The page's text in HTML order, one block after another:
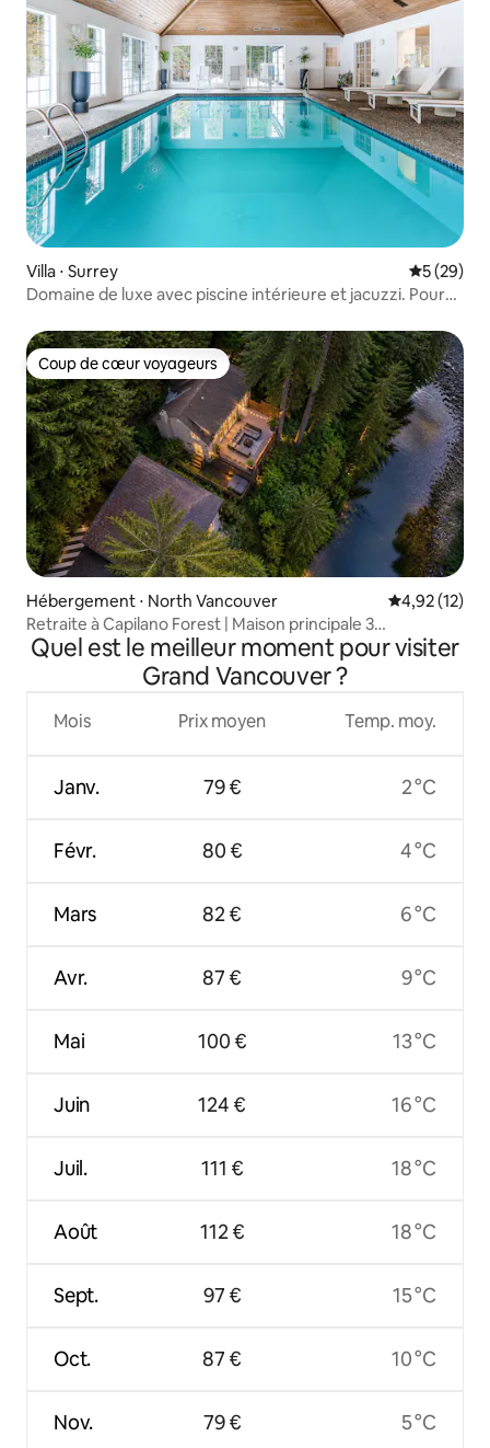
Villa ⋅ Surrey
5 (29)
Domaine de luxe avec piscine intérieure et jacuzzi. Pour
Coup de cœur voyageurs
Coup de cœur voyageurs
Hébergement ⋅ North Vancouver Évaluation
4,92 (12)
Retraite à Capilano Forest | Maison principale 3
chambres/2 salles de bain
Quel est le meilleur moment pour visiter
Grand Vancouver ?
Mois
Janv.
Févr.
Mars
Avr.
Mai
Juin
Juil.
Août
Sept.
Oct.
Nov.
Prix moyen
79 €
80 €
82 €
87 €
100 €
124 €
111 €
112 €
97 €
87 €
79 €
Temp. moy.
2 °C
4 °C
6 °C
9 °C
13 °C
16 °C
18 °C
18 °C
15 °C
10 °C
5 °C